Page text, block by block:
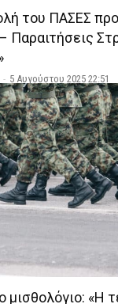
του ΠΑΣΕΣ
Παραιτήσεις
- 5 Αυγούστου 2025 22:51
μισθολόγιο: «Η